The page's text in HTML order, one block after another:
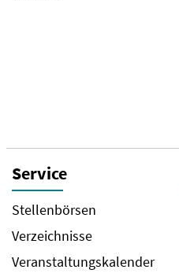
Service
Stellenbörsen
Verzeichnisse
Veranstaltungskalender